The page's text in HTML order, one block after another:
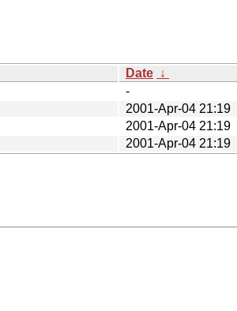
Date ↓
-
2001-Apr-04 21:19
2001-Apr-04 21:19
2001-Apr-04 21:19